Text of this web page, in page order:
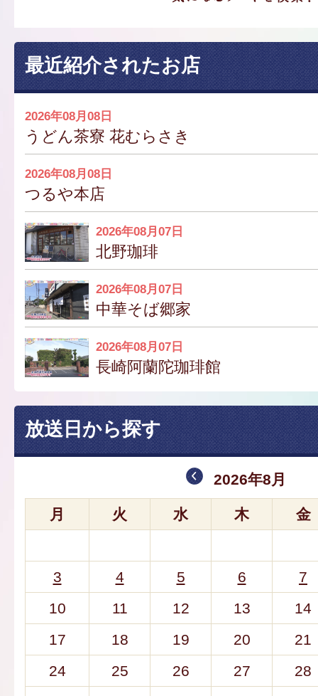
最近紹介されたお店
2026年08月08日
うどん茶寮 花むらさき
2026年08月08日
つるや本店
2026年08月07日
北野珈琲
2026年08月07日
中華そば郷家
2026年08月07日
長崎阿蘭陀珈琲館
放送日から探す
2026年8月
月 火 水 木 金
3 4 5 6
7
10
11 12 13
14
17
18 19 20
21
24
25 26 27
28